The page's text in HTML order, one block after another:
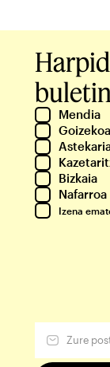
Mendia
Goizekoa
Bizkaia
Nafarroa
Izena